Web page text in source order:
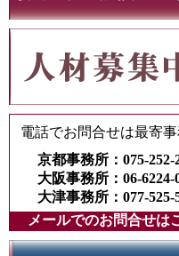
電話でお問合せは最寄
京都事務所：075-252-
大阪事務所：06-6224-
大津事務所：077-525-
メールでのお問合せは